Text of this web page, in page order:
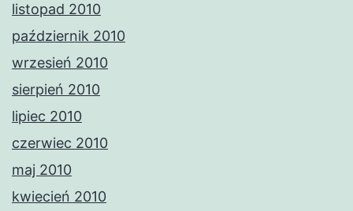
listopad 2010
październik 2010
wrzesień 2010
sierpień 2010
lipiec 2010
czerwiec 2010
maj 2010
kwiecień 2010